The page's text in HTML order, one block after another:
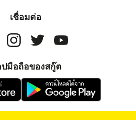
เชื่อมต่อ
มือถือของสกู๊ต